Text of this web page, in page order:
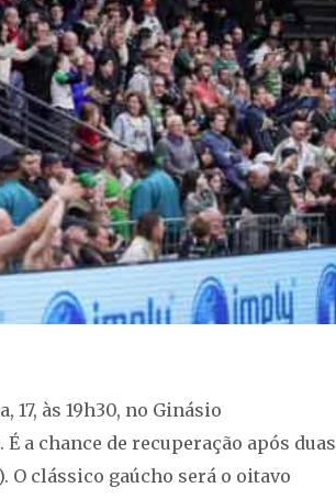
às 19h30, no Ginásio
. É a chance de recuperação após duas
O clássico gaúcho será o oitavo